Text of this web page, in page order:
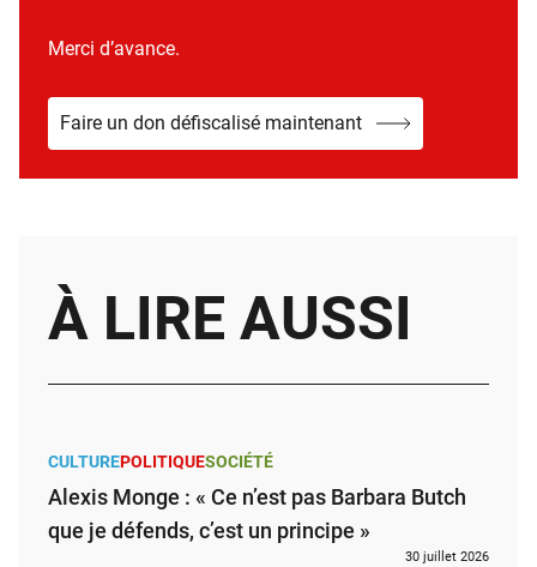
Merci d’avance.
Faire un don défiscalisé maintenant
À LIRE AUSSI
CULTUREPOLITIQUESOCIÉTÉ
Alexis Monge : « Ce n’est pas Barbara Butch
que je défends, c’est un principe »
30 juillet 2026